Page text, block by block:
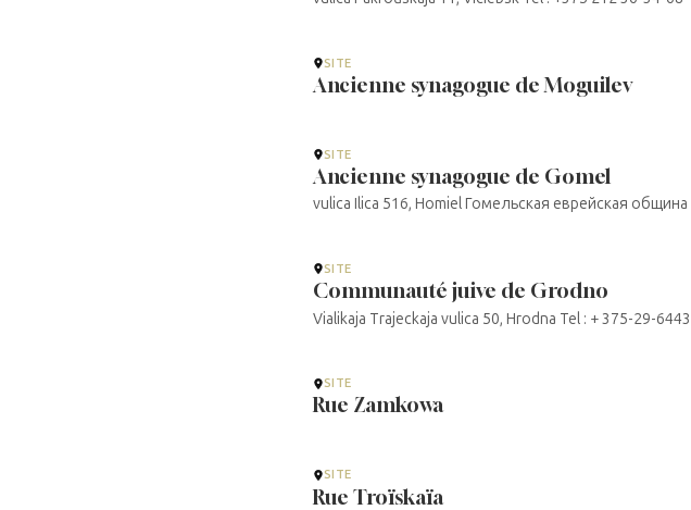
SITE
Ancienne synagogue de Moguilev
SITE
Ancienne synagogue de Gomel
vulica Ilica 516, Homiel Гомельская еврейская
SITE
Communauté juive de Grodno
Vialikaja Trajeckaja vulica 50, Hrodna Tel : + 375-29-
SITE
Rue Zamkowa
SITE
Rue Troïskaïa